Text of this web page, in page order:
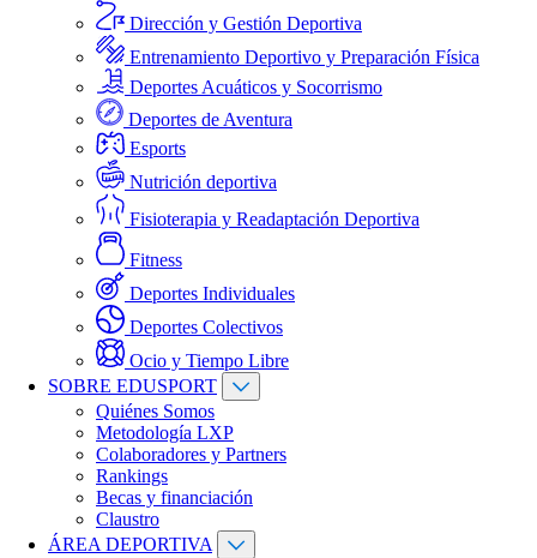
Dirección y Gestión Deportiva
Entrenamiento Deportivo y Preparación Física
Deportes Acuáticos y Socorrismo
Deportes de Aventura
Esports
Nutrición deportiva
Fisioterapia y Readaptación Deportiva
Fitness
Deportes Individuales
Deportes Colectivos
Ocio y Tiempo Libre
SOBRE EDUSPORT
Quiénes Somos
Metodología LXP
Colaboradores y Partners
Rankings
Becas y financiación
Claustro
ÁREA DEPORTIVA